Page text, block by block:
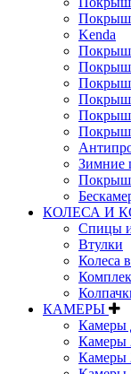
Kenda
Зимние
КОЛЕСА И
Спицы
Втулки
Колеса
КАМЕРЫ
Камеры
Камеры
Камеры